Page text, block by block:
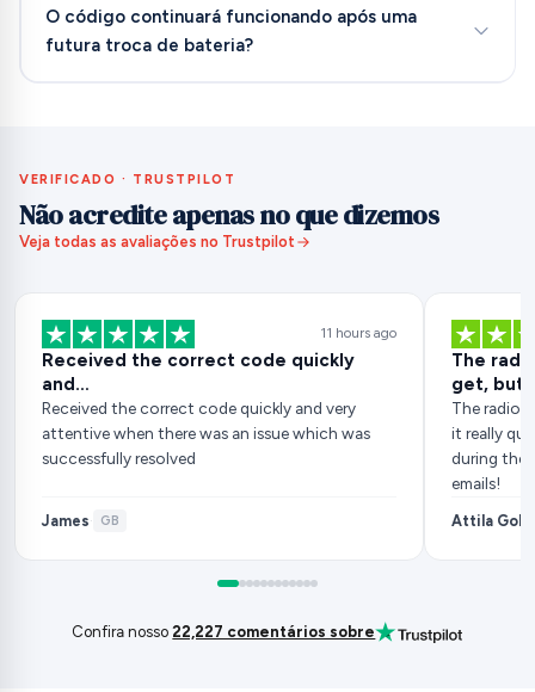
O código continuará funcionando após uma
futura troca de bateria?
VERIFICADO · TRUSTPILOT
Não acredite apenas no que dizemos
Veja todas as avaliações no Trustpilot
11 hours ago
Received the correct code quickly
and…
Received the correct code quickly and very
attentive when there was an issue which was
successfully resolved
James· GB
The
get,
The radio
it really
during the
emails!
Attila
Confira nosso22,227 comentários sobre